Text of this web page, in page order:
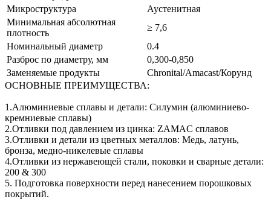
Микроструктура
Аустенитная
Минимальная абсолютная
плотность
≥ 7,6
Номинальный диаметр
0.4
Разброс по диаметру, мм
0,300-0,850
Заменяемые продукты
Chronital/Amacast/Корунд
ОСНОВНЫЕ ПРЕИМУЩЕСТВА:
1.Алюминиевые сплавы и детали: Силумин (алюминиево-
кремниевые сплавы)
2.Отливки под давлением из цинка: ZAMAC сплавов
3.Отливки и детали из цветных металлов: Медь, латунь,
бронза, медно-никелевые сплавы
4.Отливки из нержавеющей стали, поковки и сварные детали:
200 & 300
5. Подготовка поверхности перед нанесением порошковых
покрытий.